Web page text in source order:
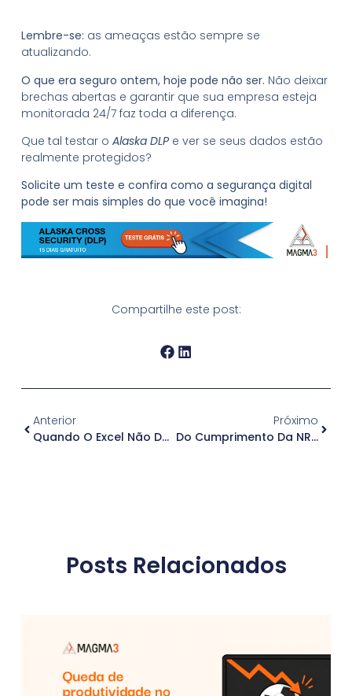
Lembre-se: as ameaças estão sempre se
atualizando.
O que era seguro ontem, hoje pode não ser. Não deixar
brechas abertas e garantir que sua empresa esteja
monitorada 24/7 faz toda a diferença.
Que tal testar o Alaska DLPe ver se seus dados estão
realmente protegidos?
Solicite um teste e confira como a segurança digital
pode ser mais simples do que você imagina!
Compartilhe este post:
Anterior
Quando O Excel Não Dá Mais Conta: A Importância De Plataformas Especializadas Na Gestão De Ativos De TI
Próximo
Do Cumprimento Da NR-1 À Cultura De Cuidado
Posts Relacionados